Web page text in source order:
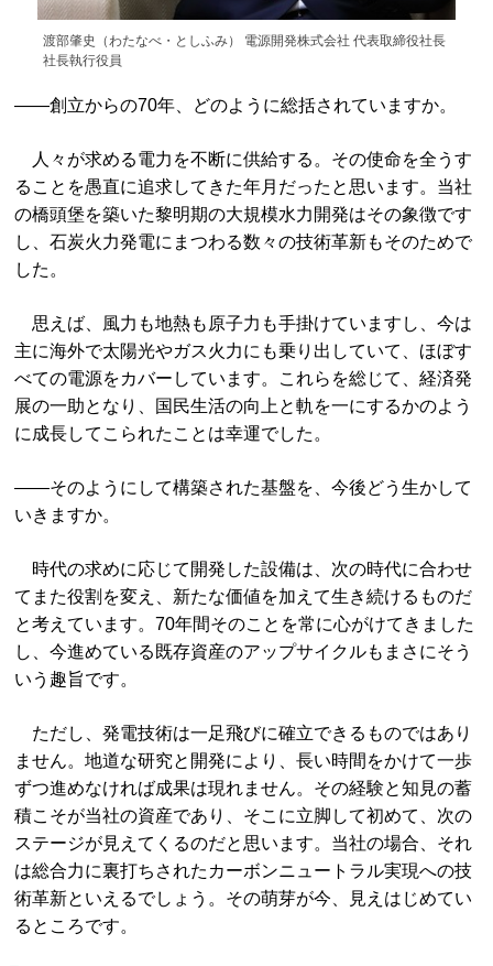
渡部肇史（わたなべ・としふみ） 電源開発株式会社 代表取締役社長
社長執行役員
——創立からの70年、どのように総括されていますか。
人々が求める電力を不断に供給する。その使命を全うす
ることを愚直に追求してきた年月だったと思います。当社
の橋頭堡を築いた黎明期の大規模水力開発はその象徴です
し、石炭火力発電にまつわる数々の技術革新もそのためで
した。
思えば、風力も地熱も原子力も手掛けていますし、今は
主に海外で太陽光やガス火力にも乗り出していて、ほぼす
べての電源をカバーしています。これらを総じて、経済発
展の一助となり、国民生活の向上と軌を一にするかのよう
に成長してこられたことは幸運でした。
——そのようにして構築された基盤を、今後どう生かして
いきますか。
時代の求めに応じて開発した設備は、次の時代に合わせ
てまた役割を変え、新たな価値を加えて生き続けるものだ
と考えています。70年間そのことを常に心がけてきました
し、今進めている既存資産のアップサイクルもまさにそう
いう趣旨です。
ただし、発電技術は一足飛びに確立できるものではあり
ません。地道な研究と開発により、長い時間をかけて一歩
ずつ進めなければ成果は現れません。その経験と知見の蓄
積こそが当社の資産であり、そこに立脚して初めて、次の
ステージが見えてくるのだと思います。当社の場合、それ
は総合力に裏打ちされたカーボンニュートラル実現への技
術革新といえるでしょう。その萌芽が今、見えはじめてい
るところです。